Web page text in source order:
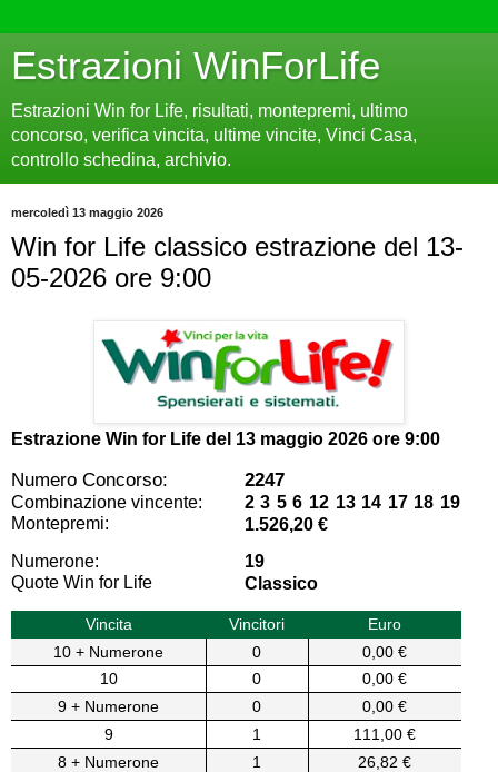
Estrazioni WinForLife
Estrazioni Win for Life, risultati, montepremi, ultimo
concorso, verifica vincita, ultime vincite, Vinci Casa,
controllo schedina, archivio.
mercoledì 13 maggio 2026
Win for Life classico estrazione del 13-
05-2026 ore 9:00
Estrazione Win for Life del 13 maggio 2026 ore 9:00
Numero Concorso: 2247
Combinazione vincente:
2 3 5 6 12 13 14 17 18 19
Montepremi:
1.526,20 €
Numerone:
19
Quote Win for Life
Classico
Vincita Vincitori
Euro
10 + Numerone
0
0,00 €
10
0
0,00 €
9 + Numerone
0
0,00 €
9
1
111,00 €
8 + Numerone
1
26,82 €